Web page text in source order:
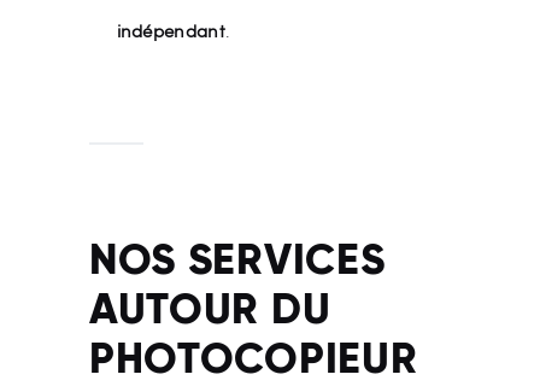
indépendant.
NOS SERVICES
AUTOUR DU
PHOTOCOPIEUR